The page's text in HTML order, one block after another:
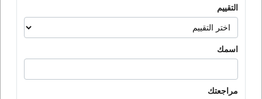
التقييم
اسمك
مراجعتك